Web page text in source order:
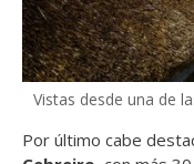
Vistas desde una de
Por último cabe